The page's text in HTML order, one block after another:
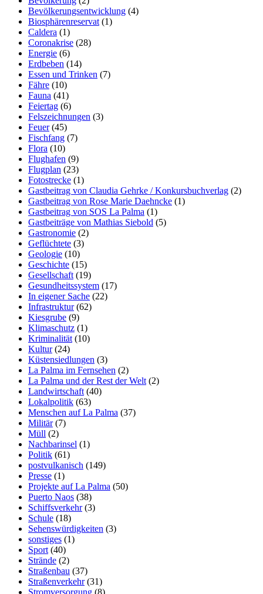
Bevölkerungsentwicklung (4)
Biosphärenreservat (1)
Caldera (1)
Coronakrise (28)
Energie (6)
Erdbeben (14)
Essen und Trinken (7)
Fähre (10)
Fauna (41)
Feiertag (6)
Felszeichnungen (3)
Feuer(45)
Fischfang (7)
Flora (10)
Flughafen (9)
Flugplan (23)
Fotostrecke (1)
Gastbeitrag von Claudia Gehrke / Konkursbuchverlag (2)
Gastbeitrag von Rose Marie Daehncke (1)
Gastbeitrag von SOS La Palma (1)
Gastbeiträge von Mathias Siebold (5)
Gastronomie (2)
Geflüchtete (3)
Geologie (10)
Geschichte (15)
Gesellschaft (19)
Gesundheitssystem (17)
In eigener Sache (22)
Infrastruktur(62)
Kiesgrube (9)
Klimaschutz (1)
Kriminalität (10)
Kultur(24)
Küstensiedlungen (3)
La Palma im Fernsehen (2)
La Palma und der Rest der Welt (2)
Landwirtschaft (40)
Lokalpolitik (63)
Menschen auf La Palma (37)
Militär(7)
Müll (2)
Nachbarinsel (1)
Politik (61)
postvulkanisch (149)
Presse (1)
Projekte auf La Palma (50)
Puerto Naos (38)
Schiffsverkehr(3)
Schule (18)
Sehenswürdigkeiten (3)
sonstiges (1)
Sport (40)
Strände (2)
Straßenbau (37)
Straßenverkehr(31)
Stromversorgung (8)